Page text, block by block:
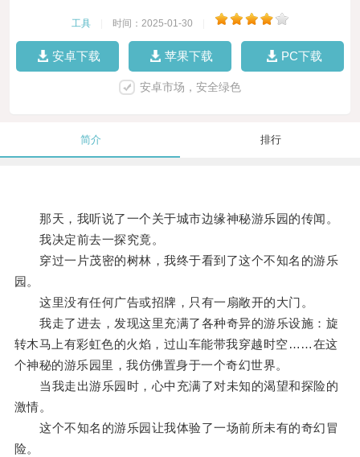
工具 时间：2025-01-30
安卓下载 苹果下载 PC下载
安卓市场，安全绿色
简介 排行
那天，我听说了一个关于城市边缘神秘游乐园的传闻。
我决定前去一探究竟。
穿过一片茂密的树林，我终于看到了这个不知名的游乐
园。
这里没有任何广告或招牌，只有一扇敞开的大门。
我走了进去，发现这里充满了各种奇异的游乐设施：旋
转木马上有彩虹色的火焰，过山车能带我穿越时空……在这
个神秘的游乐园里，我仿佛置身于一个奇幻世界。
当我走出游乐园时，心中充满了对未知的渴望和探险的
激情。
这个不知名的游乐园让我体验了一场前所未有的奇幻冒
险。